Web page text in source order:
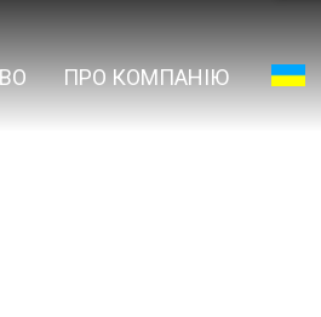
ПРО КОМПАНІЮ